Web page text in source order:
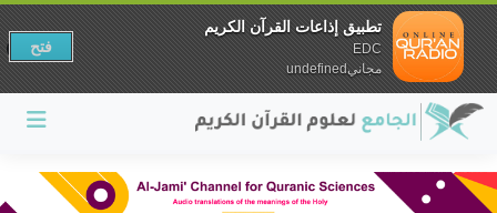
تطبيق إذاعات القرآن الكريم
EDC
مجانيundefined
فتح